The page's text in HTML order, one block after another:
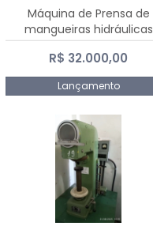
Máquina de Prensa de
mangueiras hidráulicas
PE50TF - 2017
R$ 32.000,00
Lançamento